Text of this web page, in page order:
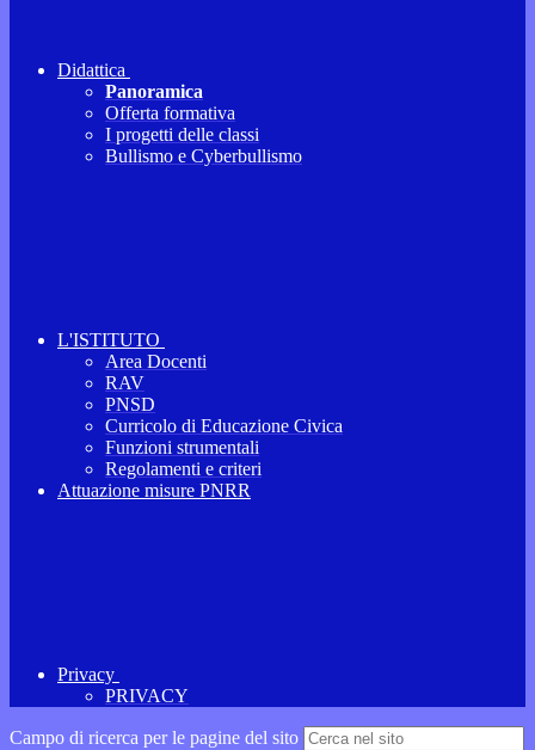
Didattica
Panoramica
Offerta formativa
I progetti delle classi
Bullismo e Cyberbullismo
L'ISTITUTO
Area Docenti
RAV
PNSD
Curricolo di Educazione Civica
Funzioni strumentali
Regolamenti e criteri
Attuazione misure PNRR
Privacy
PRIVACY
Campo di ricerca per le pagine del sito